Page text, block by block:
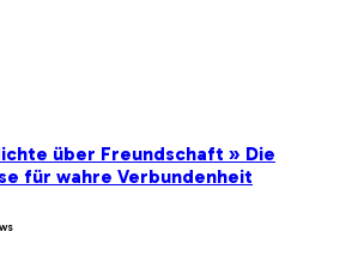
über Freundschaft » Die
für wahre Verbundenheit